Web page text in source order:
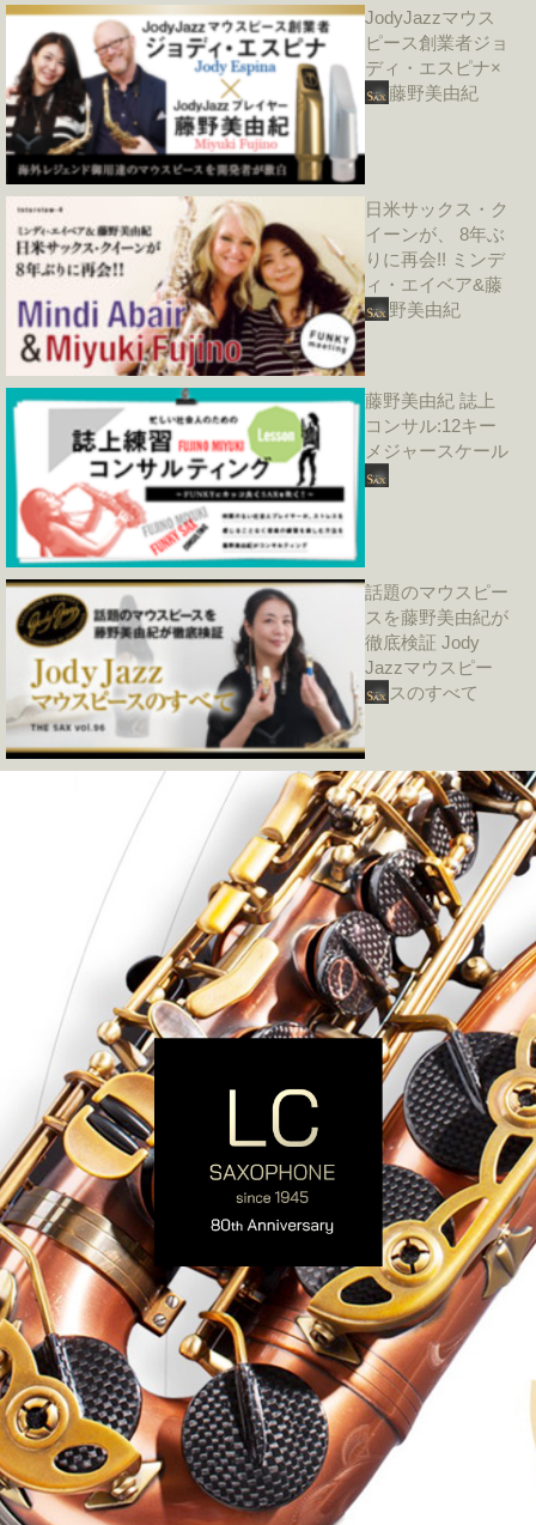
JodyJazzマウス
ピース創業者ジョ
ディ・エスピナ×
藤野美由紀
日米サックス・ク
イーンが、 8年ぶ
りに再会!! ミンデ
ィ・エイベア&藤
野美由紀
藤野美由紀 誌上
コンサル:12キー
メジャースケール
話題のマウスピー
スを藤野美由紀が
徹底検証 Jody
Jazzマウスピー
スのすべて